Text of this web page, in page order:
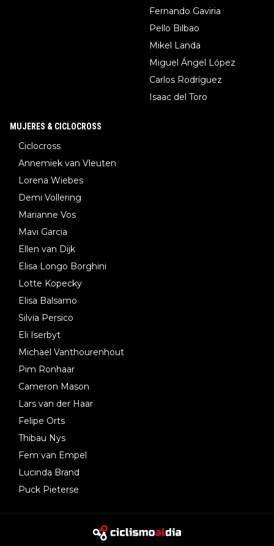
Fernando Gaviria
Pello Bilbao
Mikel Landa
Miguel Ángel López
Carlos Rodríguez
Isaac del Toro
MUJERES & CICLOCROSS
Ciclocross
Annemiek van Vleuten
Lorena Wiebes
Demi Vollering
Marianne Vos
Mavi Garcia
Ellen van Dijk
Elisa Longo Borghini
Lotte Kopecky
Elisa Balsamo
Silvia Persico
Eli Iserbyt
Michael Vanthourenhout
Pim Ronhaar
Cameron Mason
Lars van der Haar
Felipe Orts
Thibau Nys
Fem van Empel
Lucinda Brand
Puck Pieterse